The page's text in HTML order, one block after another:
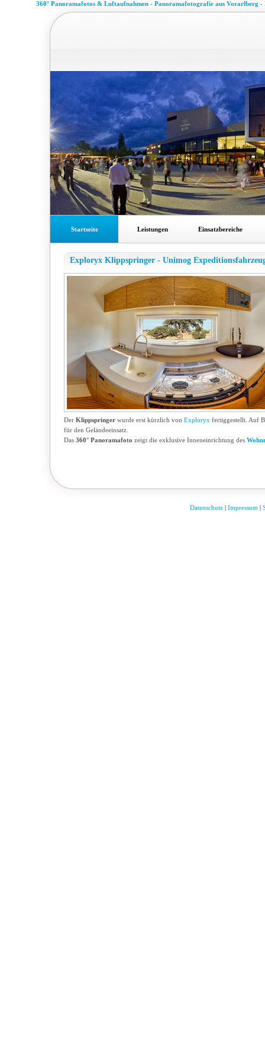
360° Panoramafotos & Luftaufnahmen - Panoramafotografie aus Vorarlberg -
Startseite Leistungen Einsatzbereiche
Exploryx Klippspringer - Unimog
DerKlippspringerwurde erst kürzlich von Exploryx fertiggestellt. Auf
für den Geländeeinsatz.
Das 360° Panoramafoto zeigt die exklusive Inneneinrichtung des
Datenschutz| Impressum |